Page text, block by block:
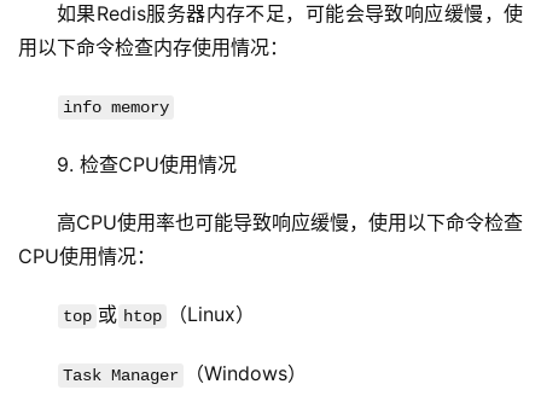
x
运
如果Redis服务器内存不足，可能会导致响应缓慢，使
用以下命令检查内存使用情况：
info memory
9. 检查CPU使用情况
高CPU使用率也可能导致响应缓慢，使用以下命令检查
CPU使用情况：
top 或 htop （Linux）
Task Manager （Windows）